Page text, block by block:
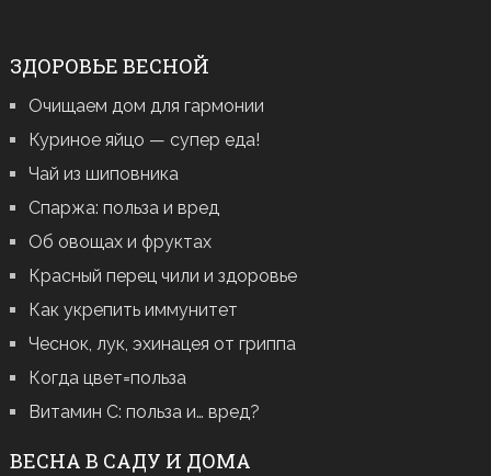
ЗДОРОВЬЕ ВЕСНОЙ
Очищаем дом для гармонии
Куриное яйцо — супер еда!
Чай из шиповника
Спаржа: польза и вред
Об овощах и фруктах
Красный перец чили и здоровье
Как укрепить иммунитет
Чеснок, лук, эхинацея от гриппа
Когда цвет=польза
Витамин С: польза и… вред?
ВЕСНА В САДУ И ДОМА